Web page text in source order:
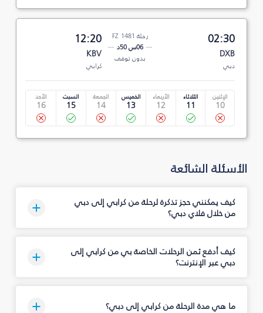
02:30
DXB
دبي
رحلة FZ 1481
06س 50د
بدون توقف
12:20
KBV
كرابي
الإثنين
10
الثلاثاء
11
الأربعاء
12
الخميس
13
الجمعة
14
السبت
15
الأحد
16
الأسئلة الشائعة
كيف يمكنني حجز تذكرة لرحلة من كرابي إلى دبي
من خلال فلاي دبي؟
كيف أدفع ثمن الرحلات الخاصة بي من كرابي إلى
دبي عبر الإنترنت؟
ما هي مدة الرحلة من كرابي إلى دبي؟